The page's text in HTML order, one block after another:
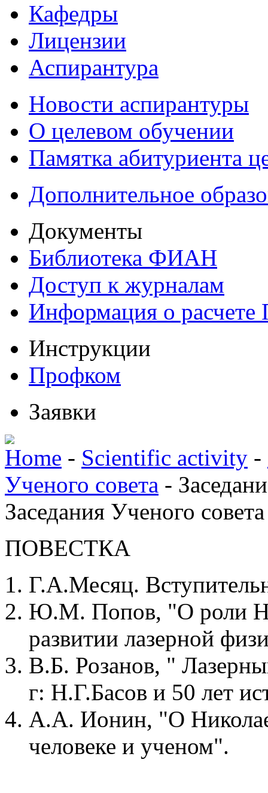
Кафедры
Лицензии
Аспирантура
Новости аспирантуры
О целевом обучении
Памятка абитуриента
Дополнительное
Документы
Библиотека ФИАН
Доступ к журналам
Информация о
Инструкции
Профком
Заявки
Home - Scientific activity -
Ученого совета -
Заседания Ученого
ПОВЕСТКА
Г.А.Месяц.
Ю.М. Попов, "О роли
развитии лазерной
В.Б. Розанов, "
г: Н.Г.Басов и 50 лет
А.А. Ионин, "О Николае
человеке и ученом".